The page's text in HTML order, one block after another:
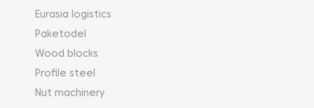
Eurasia logistics
Paketodel
Wood blocks
Profile steel
Nut machinery